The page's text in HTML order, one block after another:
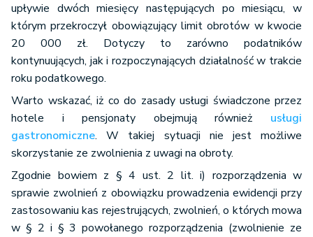
upływie dwóch miesięcy następujących po miesiącu, w
którym przekroczył obowiązujący limit obrotów w kwocie
20 000 zł. Dotyczy to zarówno podatników
kontynuujących, jak i rozpoczynających działalność w trakcie
roku podatkowego.
Warto wskazać, iż co do zasady usługi świadczone przez
hotele i pensjonaty obejmują również usługi
gastronomiczne. W takiej sytuacji nie jest możliwe
skorzystanie ze zwolnienia z uwagi na obroty.
Zgodnie bowiem z § 4 ust. 2 lit. i) rozporządzenia w
sprawie zwolnień z obowiązku prowadzenia ewidencji przy
zastosowaniu kas rejestrujących, zwolnień, o których mowa
w § 2 i § 3 powołanego rozporządzenia (zwolnienie ze